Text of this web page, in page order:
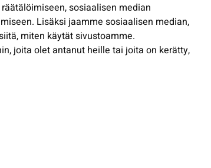
sosiaalisen median
Lisäksi jaamme sosiaalisen median,
miten käytät sivustoamme.
joita olet antanut heille tai joita on kerätty,